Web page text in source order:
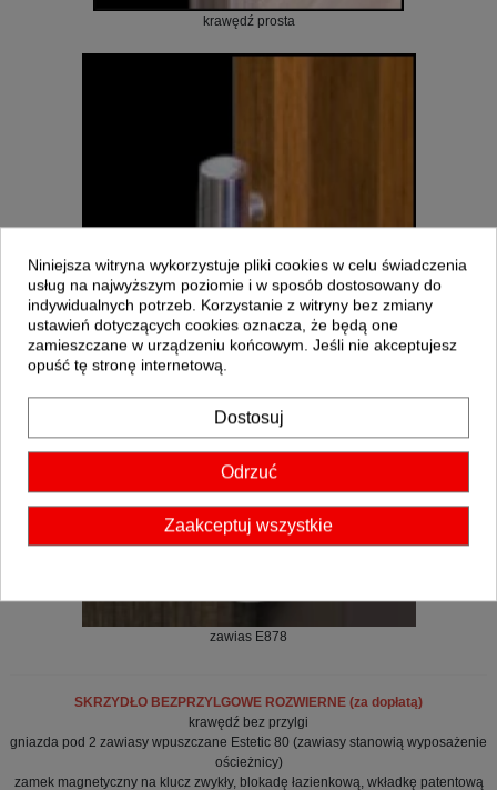
krawędź prosta
zawias wkręcany
zawias E878
SKRZYDŁO BEZPRZYLGOWE ROZWIERNE (za dopłatą)
krawędź bez przylgi
gniazda pod 2 zawiasy wpuszczane Estetic 80 (zawiasy stanowią wyposażenie
ościeżnicy)
zamek magnetyczny na klucz zwykły, blokadę łazienkową, wkładkę patentową
Niniejsza witryna wykorzystuje pliki cookies w celu świadczenia
usług na najwyższym poziomie i w sposób dostosowany do
indywidualnych potrzeb. Korzystanie z witryny bez zmiany
ustawień dotyczących cookies oznacza, że będą one
zamieszczane w urządzeniu końcowym. Jeśli nie akceptujesz
opuść tę stronę internetową.
Dostosuj
Odrzuć
Zaakceptuj wszystkie